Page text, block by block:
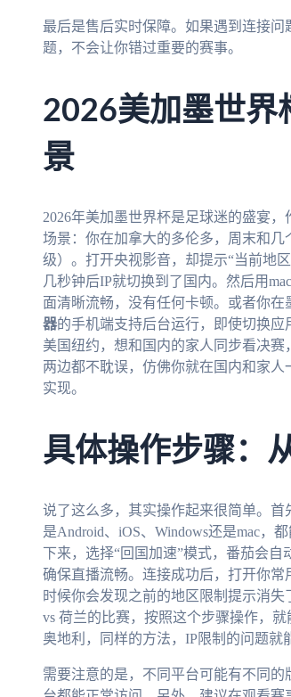
最后是售后实时保障。如果遇到连接
题，不会让你错过重要的赛事。
2026美加墨世界
景
2026年美加墨世界杯是足球迷的盛宴
场景：你在加拿大的多伦多，周末和
级）。打开央视影音，却提示“当前地
几秒钟后IP就切换到了国内。然后用
面清晰流畅，没有任何卡顿。或者你在
器的手机端支持后台运行，即使切换
美国纽约，想和国内的家人同步看决赛
两边都不耽误，仿佛你就在国内和家
实现。
具体操作步骤：
说了这么多，其实操作起来很简单。首
是Android、iOS、Windows还是mac，
下来，选择“回国加速”模式，番茄会自
确保直播流畅。连接成功后，打开你
时候你会发现之前的地区限制提示消
vs 荷兰的比赛，按照这个步骤操作，
奥地利，同样的方法，IP限制的问题就
需要注意的是，不同平台可能有不同的